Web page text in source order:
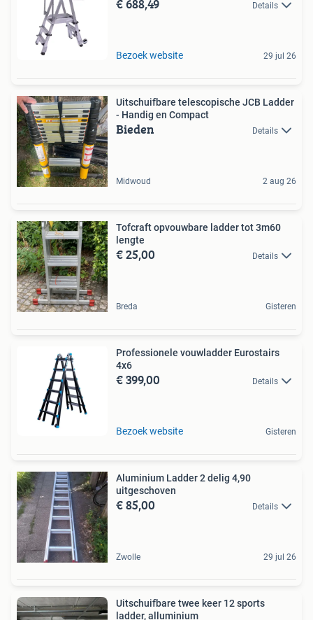
€ 688,49 Details
Bezoek website 29 jul 26
Uitschuifbare telescopische JCB Ladder
- Handig en Compact
Bieden Details
Midwoud 2 aug 26
Tofcraft opvouwbare ladder tot 3m60
lengte
€ 25,00 Details
Breda Gisteren
Professionele vouwladder Eurostairs
4x6
€ 399,00 Details
Bezoek website Gisteren
Aluminium Ladder 2 delig 4,90
uitgeschoven
€ 85,00 Details
Zwolle 29 jul 26
Uitschuifbare twee keer 12 sports
ladder, alluminium